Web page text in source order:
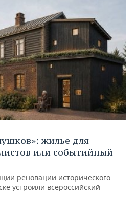
жилье для
или событийный
реновации исторического
устроили всероссийский